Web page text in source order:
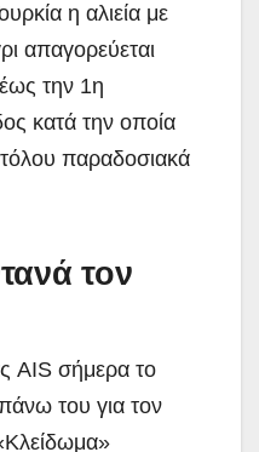
η αλιεία με
απαγορεύεται
την 1η
κατά την οποία
παραδοσιακά
τον
AIS σήμερα το
του για τον